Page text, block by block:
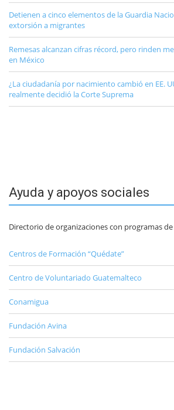
Detienen a cinco elementos de la Guardia
extorsión a migrantes
Remesas alcanzan cifras récord, pero rinden
en México
¿La ciudadanía por nacimiento cambió en EE.
realmente decidió la Corte Suprema
Ayuda y apoyos sociales
Directorio de organizaciones con programas
Centros de Formación “Quédate”
Centro de Voluntariado Guatemalteco
Conamigua
Fundación Avina
Fundación Salvación